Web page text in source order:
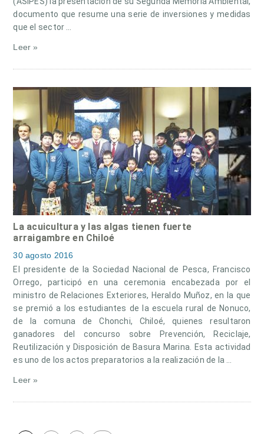
documento que resume una serie de inversiones y medidas
que el sector …
Leer »
La acuicultura y las algas tienen fuerte
arraigambre en Chiloé
30 agosto 2016
El presidente de la Sociedad Nacional de Pesca, Francisco
Orrego, participó en una ceremonia encabezada por el
ministro de Relaciones Exteriores, Heraldo Muñoz, en la que
se premió a los estudiantes de la escuela rural de Nonuco,
de la comuna de Chonchi, Chiloé, quienes resultaron
ganadores del concurso sobre Prevención, Reciclaje,
Reutilización y Disposición de Basura Marina. Esta actividad
es uno de los actos preparatorios a la realización de la …
Leer »